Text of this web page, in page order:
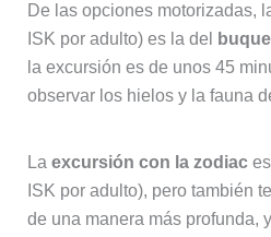
De las opciones motorizadas,
ISK por adulto) es la del
la excursión es de unos 45
observar los hielos y la fauna
La excursión con la zodiaces
ISK por adulto), pero también
de una manera más profunda,